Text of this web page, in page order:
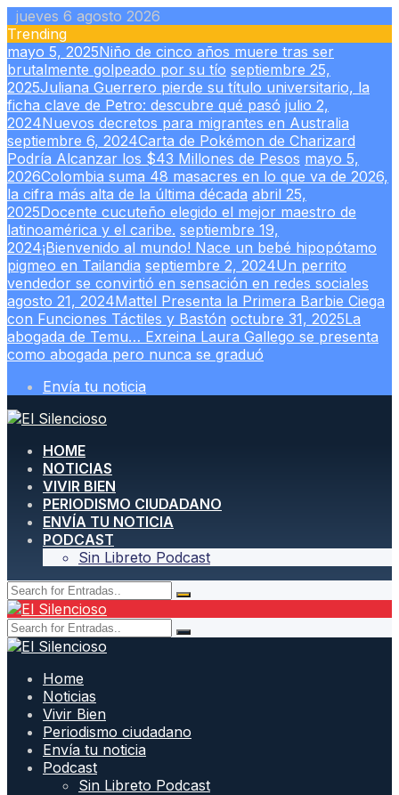
Skip
to
content
jueves 6 agosto 2026
Trending
mayo 5, 2025Niño de cinco años muere tras ser
brutalmente golpeado por su tío septiembre 25,
2025Juliana Guerrero pierde su título universitario, la
ficha clave de Petro: descubre qué pasó julio 2,
2024Nuevos decretos para migrantes en Australia
septiembre 6, 2024Carta de Pokémon de Charizard
Podría Alcanzar los $43 Millones de Pesos mayo 5,
2026Colombia suma 48 masacres en lo que va de 2026,
la cifra más alta de la última década abril 25,
2025Docente cucuteño elegido el mejor maestro de
latinoamérica y el caribe. septiembre 19,
2024¡Bienvenido al mundo! Nace un bebé hipopótamo
pigmeo en Tailandia septiembre 2, 2024Un perrito
vendedor se convirtió en sensación en redes sociales
agosto 21, 2024Mattel Presenta la Primera Barbie Ciega
con Funciones Táctiles y Bastón octubre 31, 2025La
abogada de Temu… Exreina Laura Gallego se presenta
como abogada pero nunca se graduó
Envía tu noticia
HOME
NOTICIAS
VIVIR BIEN
PERIODISMO CIUDADANO
ENVÍA TU NOTICIA
PODCAST
Sin Libreto Podcast
Home
Noticias
Vivir Bien
Periodismo ciudadano
Envía tu noticia
Podcast
Sin Libreto Podcast